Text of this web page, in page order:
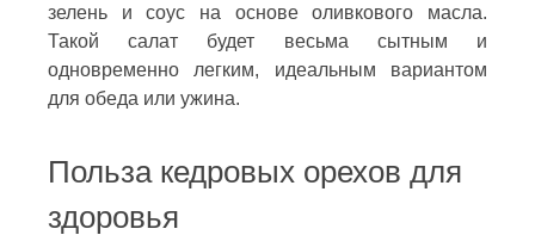
зелень и соус на основе оливкового масла.
Такой салат будет весьма сытным и
одновременно легким, идеальным вариантом
для обеда или ужина.
Польза кедровых орехов для
здоровья